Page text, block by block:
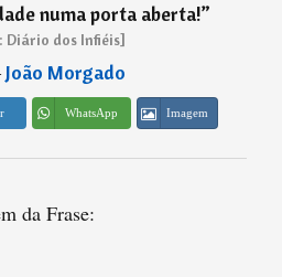
numa porta aberta!”
Diário dos Infiéis]
João Morgado
WhatsApp Imagem
da Frase: